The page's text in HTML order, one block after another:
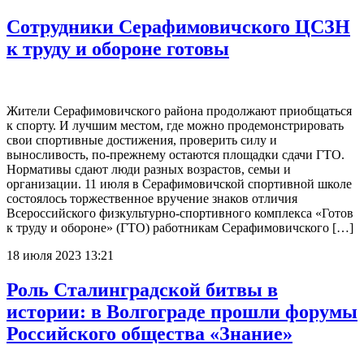
Сотрудники Серафимовичского ЦСЗН
к труду и обороне готовы
Жители Серафимовичского района продолжают приобщаться
к спорту. И лучшим местом, где можно продемонстрировать
свои спортивные достижения, проверить силу и
выносливость, по-прежнему остаются площадки сдачи ГТО.
Нормативы сдают люди разных возрастов, семьи и
организации. 11 июля в Серафимовичской спортивной школе
состоялось торжественное вручение знаков отличия
Всероссийского физкультурно-спортивного комплекса «Готов
к труду и обороне» (ГТО) работникам Серафимовичского […]
18 июля 2023 13:21
Роль Сталинградской битвы в
истории: в Волгограде прошли форумы
Российского общества «Знание»